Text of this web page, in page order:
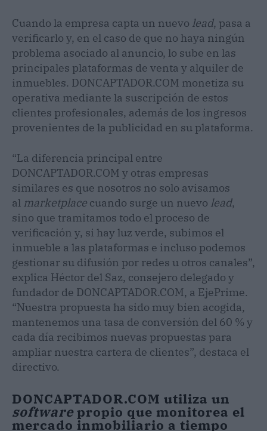
Cuando la empresa capta un nuevo lead, pasa a
verificarlo y, en el caso de que no haya ningún
problema asociado al anuncio, lo sube en las
principales plataformas de venta y alquiler de
inmuebles. DONCAPTADOR.COM monetiza su
operativa mediante la suscripción de estos
clientes profesionales, además de los ingresos
provenientes de la publicidad en su plataforma.
“La diferencia principal entre
DONCAPTADOR.COM y otras empresas
similares es que nosotros no solo avisamos
al marketplace cuando surge un nuevo lead,
sino que tramitamos todo el proceso de
verificación y, si hay luz verde, subimos el
inmueble a las plataformas e incluso podemos
gestionar su difusión por redes u otros canales”,
explica Héctor del Saz, consejero delegado y
fundador de DONCAPTADOR.COM, a EjePrime.
“Nuestra propuesta ha sido muy bien acogida,
mantenemos una tasa de conversión del 60 % y
cada día recibimos nuevas propuestas para
ampliar nuestra cartera de clientes”, destaca el
directivo.
DONCAPTADOR.COM utiliza un
softwarepropio que monitorea el
mercado inmobiliario a tiempo